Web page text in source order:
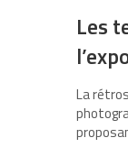
Les
La